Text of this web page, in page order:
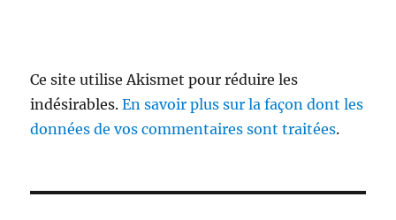
Ce site utilise Akismet pour réduire les
indésirables.En savoir plus sur la façon dont les
données de vos commentaires sont traitées.